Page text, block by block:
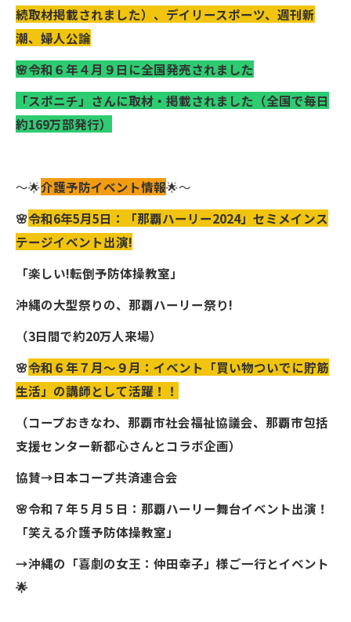
続取材掲載されました）、デイリースポーツ、週刊新
潮、婦人公論
🌸令和６年４月９日に全国発売されました
「スポニチ」さんに取材・掲載されました（全国で毎日
約169万部発行）
～🌟介護予防イベント情報🌟～
🌸令和6年5月5日：「那覇ハーリー2024」セミメインス
テージイベント出演!
「楽しい!転倒予防体操教室」
沖縄の大型祭りの、那覇ハーリー祭り!
（3日間で約20万人来場）
🌸令和６年７月〜９月：イベント「買い物ついでに貯筋
生活」 の講師として活躍！！
（コープおきなわ、那覇市社会福祉協議会、那覇市包括
支援センター新都心さんとコラボ企画）
協賛→日本コープ共済連合会
🌸令和７年５月５日：那覇ハーリー舞台イベント出演！
「笑える介護予防体操教室」
→沖縄の「喜劇の女王：仲田幸子」様ご一行とイベント
🌟